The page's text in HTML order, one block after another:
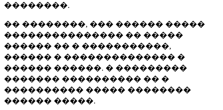
��������.
�� ��������, ��� ������ �����
��������������� �� �����
������ �� � �����������,
������ � �������������� �
������ ������. � ���������
������� ���������� �� �
���������� ����� ��������
������ �����.